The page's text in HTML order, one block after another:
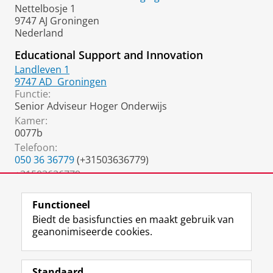
Nettelbosje 1
9747 AJ Groningen
Nederland
Educational Support and Innovation
Landleven 1
9747 AD Groningen
Functie:
Senior Adviseur Hoger Onderwijs
Kamer:
0077b
Telefoon:
050 36 36779(+31503636779)
+31503636779:
Volg de RUG
F
a
L
i
R
S
I
n
Y
o
Functioneel
Biedt de basisfuncties en maakt gebruik van
geanonimiseerde cookies.